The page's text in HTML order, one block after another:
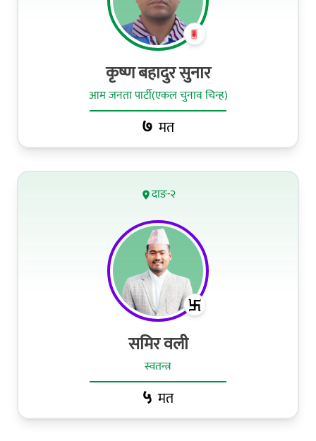
कृष्ण बहादुर सुनार
आम जनता पार्टी(एकल चुनाव चिन्ह)
७ मत
दाङ-२
समिर वली
स्वतन्त्र
५ मत